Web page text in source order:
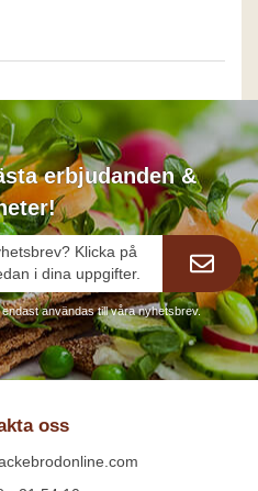
erbjudanden &
Klicka på
i dina uppgifter.
användas till våra nyhetsbrev.
oss